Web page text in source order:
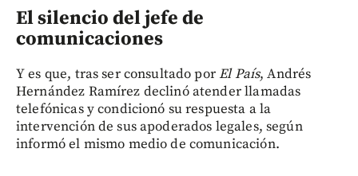
El silencio del jefe de
comunicaciones
Y es que, tras ser consultado porEl País, Andrés
Hernández Ramírez declinó atender llamadas
telefónicas y condicionó su respuesta a la
intervención de sus apoderados legales, según
informó el mismo medio de comunicación.